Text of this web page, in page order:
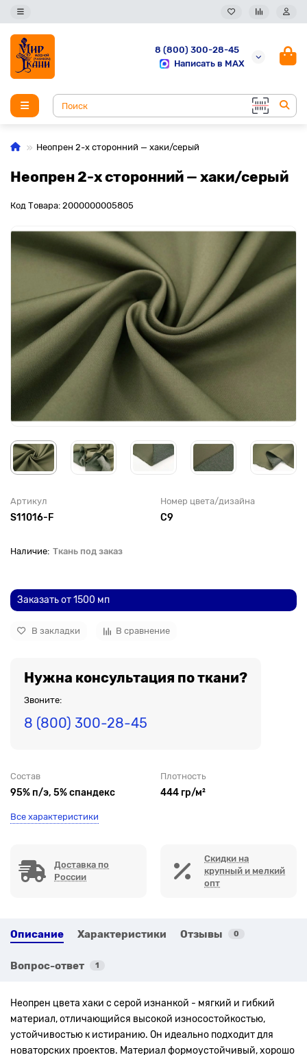
8 (800) 300-28-45
Написать в MAX
Неопрен 2-х сторонний — хаки/серый
Неопрен 2-х сторонний — хаки/серый
Код Товара: 2000000005805
Артикул
S11016-F
Номер цвета/дизайна
С9
Ткань под заказ
Заказать от 1500 мп
В закладки В сравнение
Нужна консультация по ткани?
Звоните:
8 (800) 300-28-45
Состав
95% п/э, 5% спандекс
Плотность
444 гр/м²
Все характеристики
Доставка по
России
Скидки на
крупный и мелкий
опт
Описание Характеристики Отзывы 0
Вопрос-ответ 1
Неопрен цвета хаки с серой изнанкой - мягкий и гибкий
материал, отличающийся высокой износостойкостью,
устойчивостью к истиранию. Он идеально подходит для
новаторских проектов. Материал формоустойчивый, хорошо